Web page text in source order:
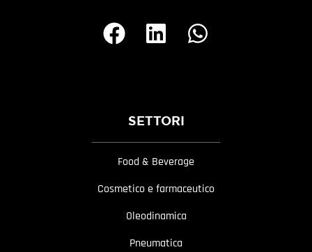
SETTORI
Food & Beverage
Cosmetico e farmaceutico
Oleodinamica
Pneumatica